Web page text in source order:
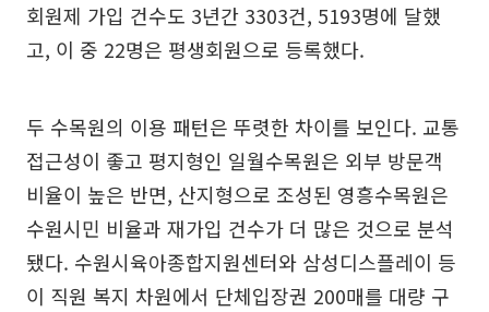
회원제 가입 건수도 3년간 3303건, 5193명에 달했
고, 이 중 22명은 평생회원으로 등록했다.
두 수목원의 이용 패턴은 뚜렷한 차이를 보인다. 교통
접근성이 좋고 평지형인 일월수목원은 외부 방문객
비율이 높은 반면, 산지형으로 조성된 영흥수목원은
수원시민 비율과 재가입 건수가 더 많은 것으로 분석
됐다. 수원시육아종합지원센터와 삼성디스플레이 등
이 직원 복지 차원에서 단체입장권 200매를 대량 구